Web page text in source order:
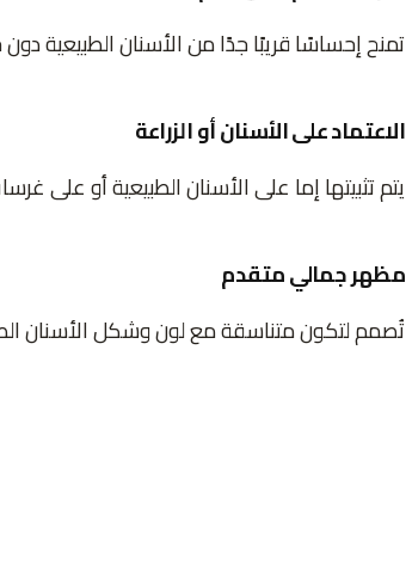
تمنح إحساسًا قريبًا جدًا من الأسنان الطبيعية دون
الاعتماد على الأسنان أو الزراعة
يتم تثبيتها إما على الأسنان الطبيعية أو على
مظهر جمالي متقدم
تُصمم لتكون متناسقة مع لون وشكل الأسنان